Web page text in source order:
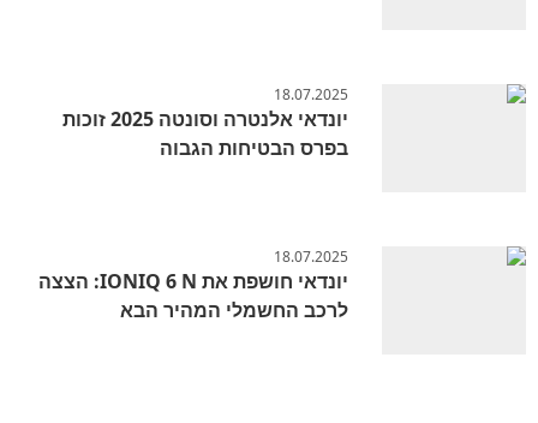
18.07.2025
יונדאי אלנטרה וסונטה 2025 זוכות
בפרס הבטיחות הגבוה
18.07.2025
יונדאי חושפת את IONIQ 6 N: הצצה
לרכב החשמלי המהיר הבא